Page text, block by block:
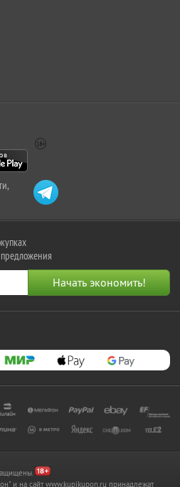
и на сайт www.kupikupon.ru принадлежат